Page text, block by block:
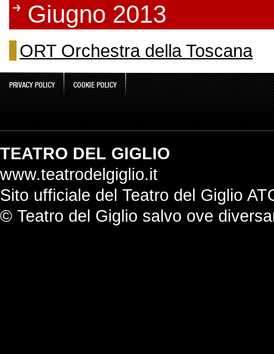
Giugno 2013
ORT Orchestra della Toscana
PRIVACY POLICY COOKIE POLICY
TEATRO DEL GIGLIO
www.teatrodelgiglio.it
Sito ufficiale del Teatro del Giglio
© Teatro del Giglio salvo ove